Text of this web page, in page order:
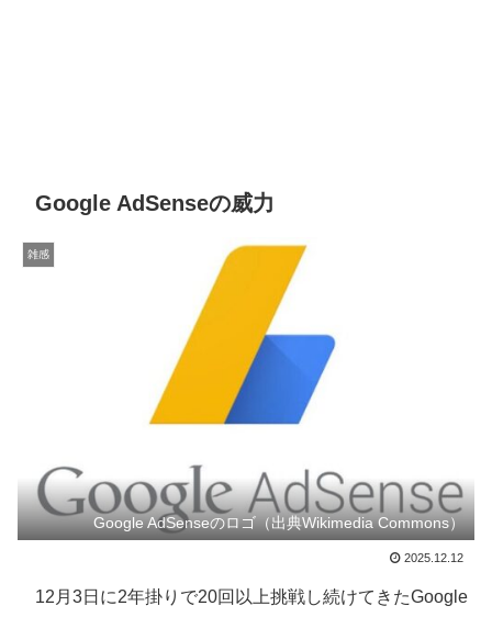
Google AdSenseの威力
雑感
Google AdSenseのロゴ（出典Wikimedia Commons）
2025.12.12
12月3日に2年掛りで20回以上挑戦し続けてきたGoogle